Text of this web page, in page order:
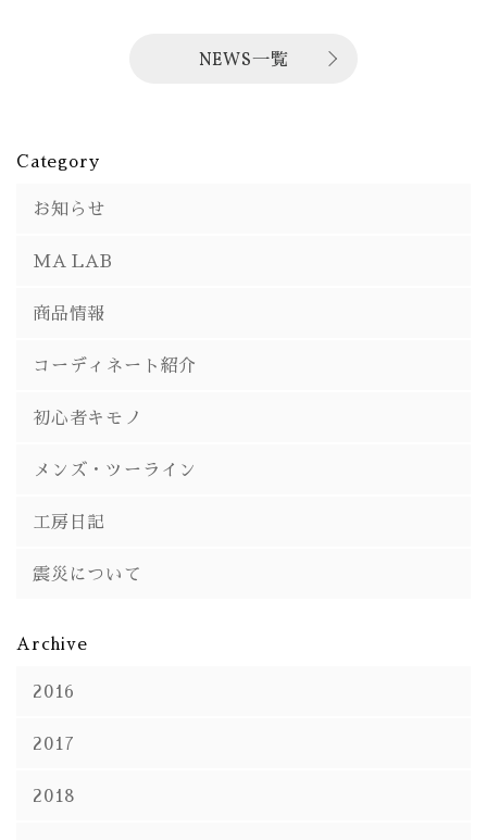
NEWS一覧
Category
お知らせ
MA LAB
商品情報
コーディネート紹介
初心者キモノ
メンズ・ツーライン
工房日記
震災について
Archive
2016
2017
2018